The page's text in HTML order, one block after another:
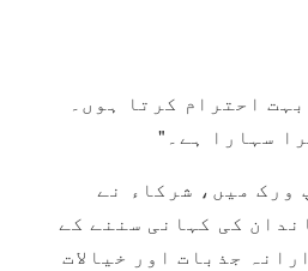
احترام کرتا ہوں۔
سہارا ہے۔"
ورک میں، شرکاء نے
کی کہانی سننے کے
جذبات اور خیالات